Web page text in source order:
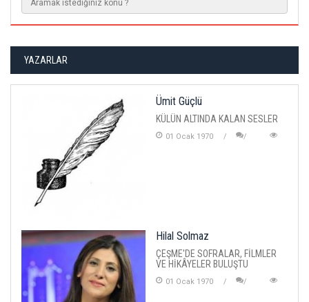
YAZARLAR
Ümit Güçlü
KÜLÜN ALTINDA KALAN SESLER
01 Ocak 1970
Hilal Solmaz
ÇEŞME'DE SOFRALAR, FİLMLER
VE HİKÂYELER BULUŞTU
01 Ocak 1970